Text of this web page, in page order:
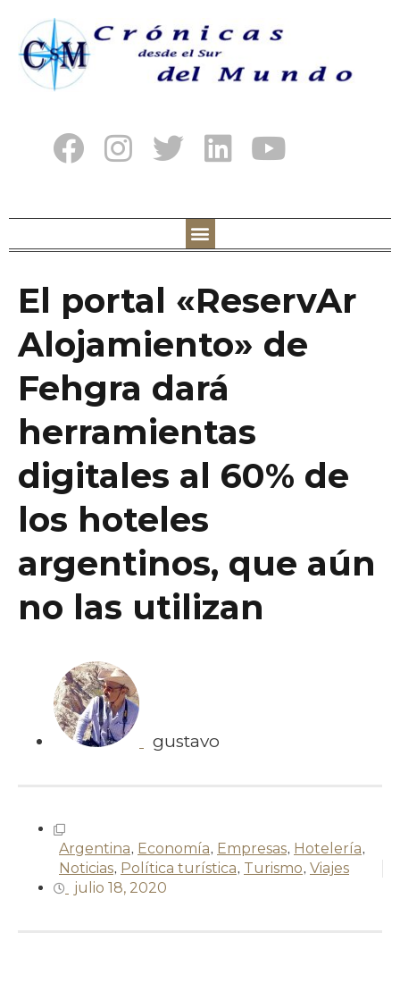
El portal «ReservAr
Alojamiento» de
Fehgra dará
herramientas
digitales al 60% de
los hoteles
argentinos, que aún
no las utilizan
gustavo
Argentina, Economía, Empresas, Hotelería,
Noticias, Política turística, Turismo, Viajes
julio 18, 2020